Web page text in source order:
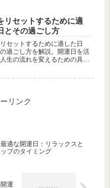
リセットするために適
とその過ごし方
セットするために適した日
過ごし方を解説。開運日を活
生の流れを変えるための具体
リンク
適な開運日：リラックスと
プのタイミング
運